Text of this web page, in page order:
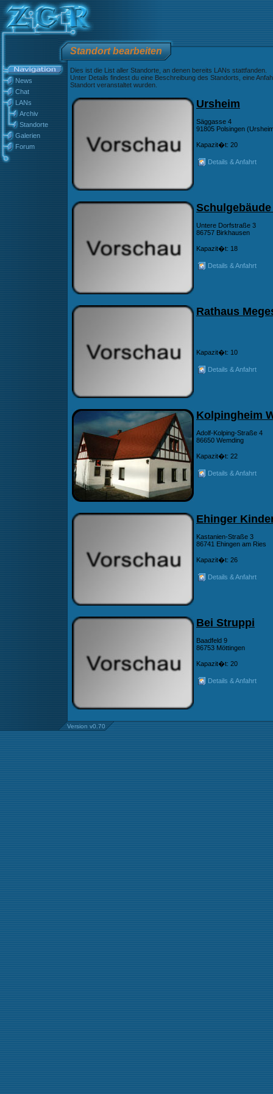
Standort bearbeiten
News
Chat
LANs
Archiv
Standorte
Galerien
Forum
Dies ist die List aller Standorte, an denen bereits LANs stattfanden.
Unter Details findest du eine Beschreibung des Standorts, eine
Standort veranstaltet wurden.
Ursheim
Säggasse 4
91805 Polsingen
Kapazit�t: 20
Details & Anfahrt
Untere Dorfstraße 3
86757 Birkhausen
Kapazit�t: 18
Details & Anfahrt
Rathaus
Kapazit�t: 10
Details & Anfahrt
Kolpingheim
Adolf-Kolping-Straße 4
86650 Wemding
Kapazit�t: 22
Details & Anfahrt
Ehinger
Kastanien-Straße 3
86741 Ehingen am Ries
Kapazit�t: 26
Details & Anfahrt
Bei Struppi
Baadfeld 9
86753 Möttingen
Kapazit�t: 20
Details & Anfahrt
Version v0.70